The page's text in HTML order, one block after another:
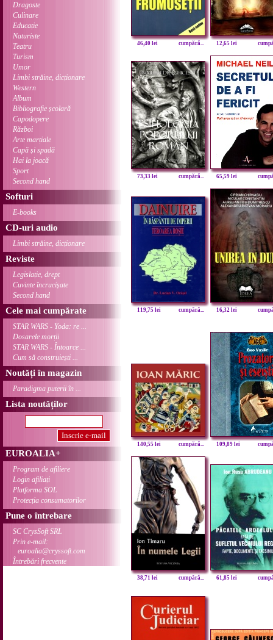
Dragoste
Culinare
Educație
Naturiste
Teatru
Turism
Umor
Limbi străine, dicționare
Western
Album
Bibliografie școlară
Capodopere
Război
Arte marțiale
Capă și spadă
Hai la joacă
Sport
Second hand
Softuri
E-books
CD-uri audio
Limbi străine, dicționare
Reviste
Legislație, drept
Cuvinte încrucișate
Second hand
Cele mai cumpărate
STAR WARS - Yoda: re ...
Dosarele morții
STAR WARS - Întoarce ...
Cum să construiești ...
Noutăți în magazin
Paradigma puterii în ...
Lista noutăților
EUROALIA+
Program de afiliere
Login afiliați
Platforma SOL
Protecția consumatorilor
Pune o întrebare
SC CrysSoft SRL
Prin e-mail:
euroalia@cryssoft.com
Întrebări frecvente
46,40 lei cumpără... 12,65 lei
73,33 lei cumpără... 65,59 lei
119,75 lei cumpără... 16,32 lei
140,55 lei cumpără... 109,89 lei
38,71 lei cumpără... 61,85 lei